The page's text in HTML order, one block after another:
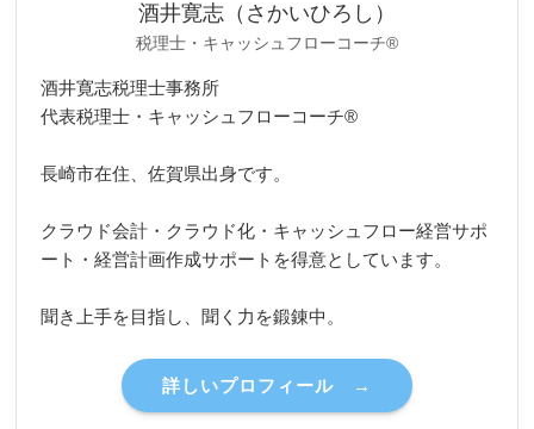
酒井寛志（さかいひろし）
税理士・キャッシュフローコーチ®
酒井寛志税理士事務所
代表税理士・キャッシュフローコーチ®
長崎市在住、佐賀県出身です。
クラウド会計・クラウド化・キャッシュフロー経営サポ
ート・経営計画作成サポートを得意としています。
聞き上手を目指し、聞く力を鍛錬中。
詳しいプロフィール →